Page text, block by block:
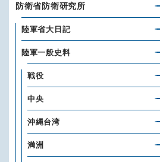
防衛省防衛研究所
陸軍省大日記
陸軍一般史料
戦役
中央
沖縄台湾
満洲